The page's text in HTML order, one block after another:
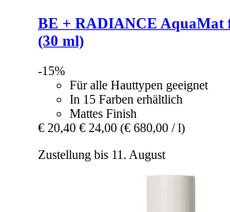
BE + RADIANCE AquaMat
(30 ml)
-15%
Für alle Hauttypen geeignet
In 15 Farben erhältlich
Mattes Finish
€ 20,40 € 24,00 (€ 680,00 / l)
Zustellung bis 11. August